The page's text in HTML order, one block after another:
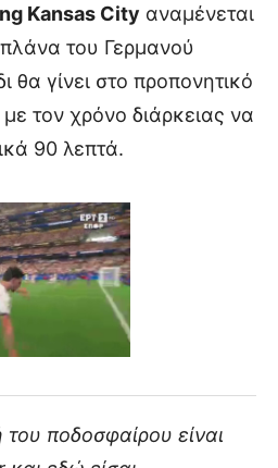
Kansas City αναμένεται
του Γερμανού
θα γίνει στο προπονητικό
τον χρόνο διάρκειας να
90 λεπτά.
ποδοσφαίρου είναι